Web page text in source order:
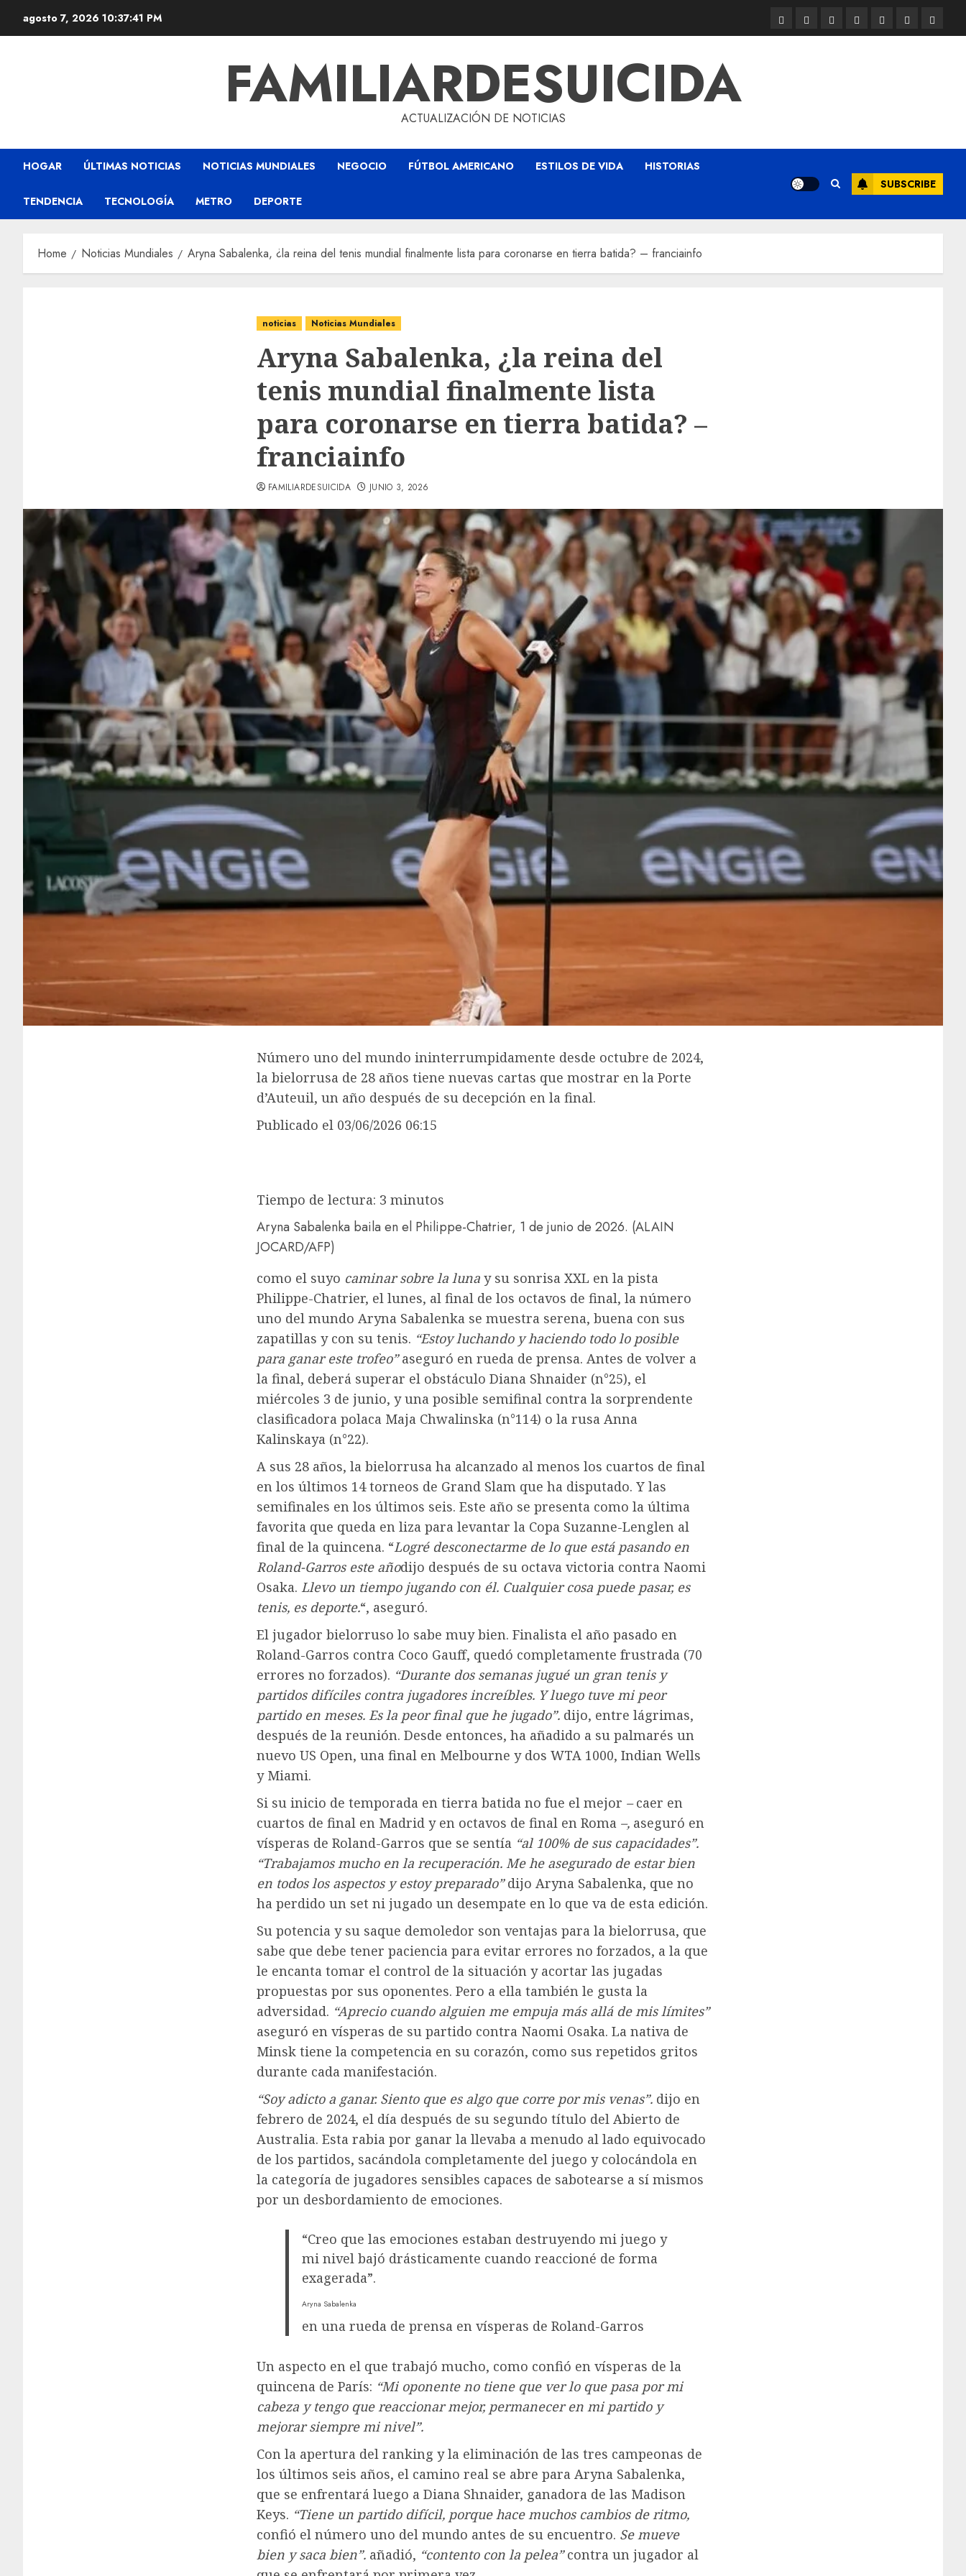
agosto 7, 2026 10:37:43 PM
FAMILIARDESUICIDA
ACTUALIZACIÓN DE NOTICIAS
HOGAR ÚLTIMAS NOTICIAS NOTICIAS MUNDIALES NEGOCIO FÚTBOL AMERICANO ESTILOS DE VIDA HISTORIAS
TENDENCIA TECNOLOGÍA METRO DEPORTE
SUBSCRIBE
Home Noticias Mundiales Aryna Sabalenka, ¿la reina del tenis mundial finalmente lista para coronarse en tierra batida? – franciainfo
noticias Noticias Mundiales
Aryna Sabalenka, ¿la reina del
tenis mundial finalmente lista
para coronarse en tierra batida? –
franciainfo
FAMILIARDESUICIDA JUNIO 3, 2026
Número uno del mundo ininterrumpidamente desde octubre de 2024,
la bielorrusa de 28 años tiene nuevas cartas que mostrar en la Porte
d’Auteuil, un año después de su decepción en la final.
Publicado el 03/06/2026 06:15
Tiempo de lectura: 3 minutos
Aryna Sabalenka baila en el Philippe-Chatrier, 1 de junio de 2026. (ALAIN
JOCARD/AFP)
como el suyo caminar sobre la luna y su sonrisa XXL en la pista
Philippe-Chatrier, el lunes, al final de los octavos de final, la número
uno del mundo Aryna Sabalenka se muestra serena, buena con sus
zapatillas y con su tenis. “Estoy luchando y haciendo todo lo posible
para ganar este trofeo”aseguró en rueda de prensa. Antes de volver a
la final, deberá superar el obstáculo Diana Shnaider (n°25), el
miércoles 3 de junio, y una posible semifinal contra la sorprendente
clasificadora polaca Maja Chwalinska (n°114) o la rusa Anna
Kalinskaya (n°22).
A sus 28 años, la bielorrusa ha alcanzado al menos los cuartos de final
en los últimos 14 torneos de Grand Slam que ha disputado. Y las
semifinales en los últimos seis. Este año se presenta como la última
favorita que queda en liza para levantar la Copa Suzanne-Lenglen al
final de la quincena. “Logré desconectarme de lo que está pasando en
Roland-Garros este añodijo después de su octava victoria contra Naomi
Osaka. Llevo un tiempo jugando con él. Cualquier cosa puede pasar, es
tenis, es deporte.“, aseguró.
El jugador bielorruso lo sabe muy bien. Finalista el año pasado en
Roland-Garros contra Coco Gauff, quedó completamente frustrada (70
errores no forzados). “Durante dos semanas jugué un gran tenis y
partidos difíciles contra jugadores increíbles. Y luego tuve mi peor
partido en meses. Es la peor final que he jugado”. dijo, entre lágrimas,
después de la reunión. Desde entonces, ha añadido a su palmarés un
nuevo US Open, una final en Melbourne y dos WTA 1000, Indian Wells
y Miami.
Si su inicio de temporada en tierra batida no fue el mejor –caer en
cuartos de final en Madrid y en octavos de final en Roma –, aseguró en
vísperas de Roland-Garros que se sentía “al 100% de sus capacidades”.
“Trabajamos mucho en la recuperación. Me he asegurado de estar bien
en todos los aspectos y estoy preparado”dijo Aryna Sabalenka, que no
ha perdido un set ni jugado un desempate en lo que va de esta edición.
Su potencia y su saque demoledor son ventajas para la bielorrusa, que
sabe que debe tener paciencia para evitar errores no forzados, a la que
le encanta tomar el control de la situación y acortar las jugadas
propuestas por sus oponentes. Pero a ella también le gusta la
adversidad. “Aprecio cuando alguien me empuja más allá de mis límites”
aseguró en vísperas de su partido contra Naomi Osaka. La nativa de
Minsk tiene la competencia en su corazón, como sus repetidos gritos
durante cada manifestación.
“Soy adicto a ganar. Siento que es algo que corre por mis venas”. dijo en
febrero de 2024, el día después de su segundo título del Abierto de
Australia. Esta rabia por ganar la llevaba a menudo al lado equivocado
de los partidos, sacándola completamente del juego y colocándola en
la categoría de jugadores sensibles capaces de sabotearse a sí mismos
por un desbordamiento de emociones.
“Creo que las emociones estaban destruyendo mi juego y
mi nivel bajó drásticamente cuando reaccioné de forma
exagerada”.
Aryna Sabalenka
en una rueda de prensa en vísperas de Roland-Garros
Un aspecto en el que trabajó mucho, como confió en vísperas de la
quincena de París: “Mi oponente no tiene que ver lo que pasa por mi
cabeza y tengo que reaccionar mejor, permanecer en mi partido y
mejorar siempre mi nivel”.
Con la apertura del ranking y la eliminación de las tres campeonas de
los últimos seis años, el camino real se abre para Aryna Sabalenka,
que se enfrentará luego a Diana Shnaider, ganadora de las Madison
Keys. “Tiene un partido difícil, porque hace muchos cambios de ritmo,
confió el número uno del mundo antes de su encuentro. Se mueve
bien y saca bien”. añadió, “contento con la pelea”contra un jugador al